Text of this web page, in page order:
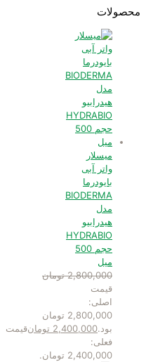
محصولات
میسلار
واتر آبی
بایودرما
BIODERMA
مدل
هیدرابیو
HYDRABIO
حجم 500
میل
2,800,000 تومان
قیمت
اصلی:
2,800,000 تومان
بود.2,400,000 تومانقیمت
فعلی:
2,400,000 تومان.